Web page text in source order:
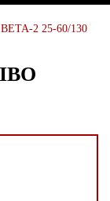
2 25-60/130